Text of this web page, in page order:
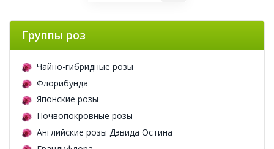
Группы роз
Чайно-гибридные розы
Флорибунда
Японские розы
Почвопокровные розы
Английские розы Дэвида Остина